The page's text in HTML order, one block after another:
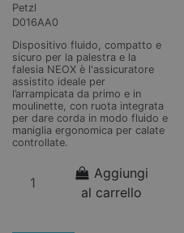
Petzl
D016AA0
Dispositivo fluido, compatto e
sicuro per la palestra e la
falesia NEOX è l'assicuratore
assistito ideale per
l’arrampicata da primo e in
moulinette, con ruota integrata
per dare corda in modo fluido e
maniglia ergonomica per calate
controllate.
Aggiungi
al carrello